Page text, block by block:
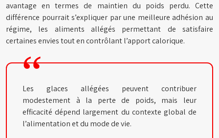
avantage en termes de maintien du poids perdu. Cette
différence pourrait s’expliquer par une meilleure adhésion au
régime, les aliments allégés permettant de satisfaire
certaines envies tout en contrôlant l’apport calorique.
Les glaces allégées peuvent contribuer
modestement à la perte de poids, mais leur
efficacité dépend largement du contexte global de
l’alimentation et du mode de vie.